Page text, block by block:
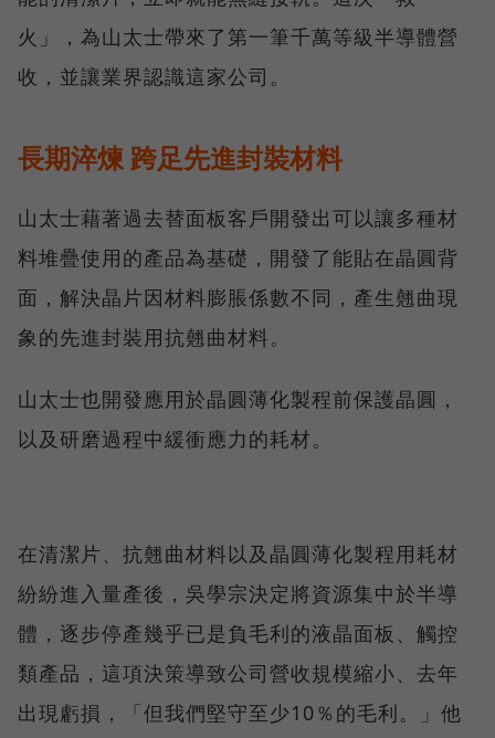
火」，為山太士帶來了第一筆千萬等級半導體營
收，並讓業界認識這家公司。
長期淬煉 跨足先進封裝材料
山太士藉著過去替面板客戶開發出可以讓多種材
料堆疊使用的產品為基礎，開發了能貼在晶圓背
面，解決晶片因材料膨脹係數不同，產生翹曲現
象的先進封裝用抗翹曲材料。
山太士也開發應用於晶圓薄化製程前保護晶圓，
以及研磨過程中緩衝應力的耗材。
在清潔片、抗翹曲材料以及晶圓薄化製程用耗材
紛紛進入量產後，吳學宗決定將資源集中於半導
體，逐步停產幾乎已是負毛利的液晶面板、觸控
類產品，這項決策導致公司營收規模縮小、去年
出現虧損，「但我們堅守至少10％的毛利。」他